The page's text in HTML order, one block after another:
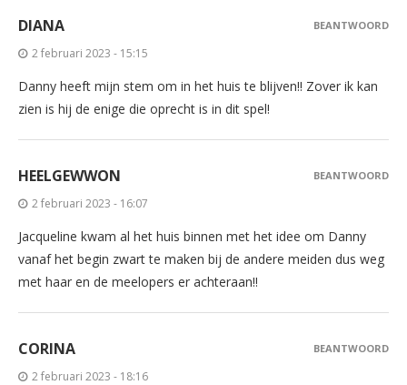
DIANA
2 februari 2023 - 15:15
Danny heeft mijn stem om in het huis te blijven!! Zover ik kan
zien is hij de enige die oprecht is in dit spel!
BEANTWOORD
HEELGEWWON
2 februari 2023 - 16:07
Jacqueline kwam al het huis binnen met het idee om Danny
vanaf het begin zwart te maken bij de andere meiden dus weg
met haar en de meelopers er achteraan!!
BEANTWOORD
CORINA
2 februari 2023 - 18:16
BEANTWOORD